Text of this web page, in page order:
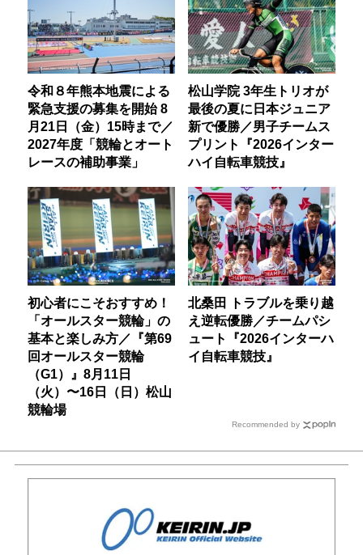
令和８年熊本地震による
緊急支援の募集を開始 8
月21日（金）15時まで／
2027年度「競輪とオート
レースの補助事業」
松山学院 3年生トリオが
最後の夏に日本ジュニア
新で優勝／男子チームス
プリント『2026インター
ハイ自転車競技』
初心者にこそおすすめ！
「オールスター競輪」の
基本と楽しみ方／『第69
回オールスター競輪
（G1）』8月11日
（火）〜16日（日）松山
競輪場
北桑田 トラブルを乗り越
え逆転優勝／チームパシ
ュート『2026インターハ
イ自転車競技』
Recommended by